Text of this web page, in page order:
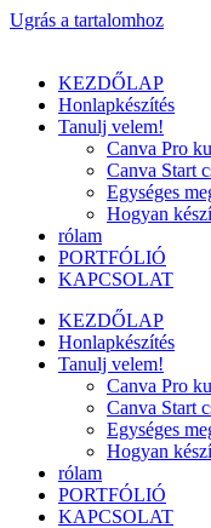
Ugrás a tartalomhoz
KEZDŐLAP
Honlapkészítés
Tanulj velem!
Canva Pro
Canva Start
Egységes
Hogyan
rólam
PORTFÓLIÓ
KAPCSOLAT
KEZDŐLAP
Honlapkészítés
Tanulj velem!
Canva Pro
Canva Start
Egységes
Hogyan
rólam
PORTFÓLIÓ
KAPCSOLAT